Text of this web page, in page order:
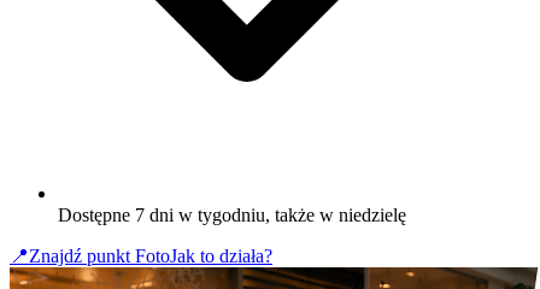
Dostępne 7 dni w tygodniu, także w niedzielę
📍Znajdź punkt FotoJak to działa?